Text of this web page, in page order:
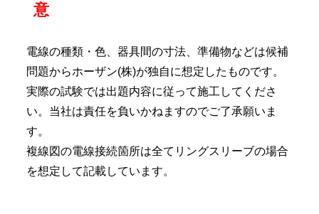
意
電線の種類・色、器具間の寸法、準備物などは候補
問題からホーザン(株)が独自に想定したものです。
実際の試験では出題内容に従って施工してくださ
い。当社は責任を負いかねますのでご了承願いま
す。
複線図の電線接続箇所は全てリングスリーブの場合
を想定して記載しています。